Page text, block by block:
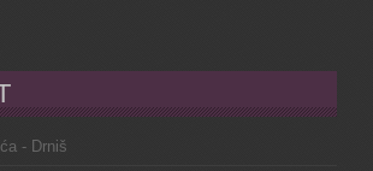
- Drniš